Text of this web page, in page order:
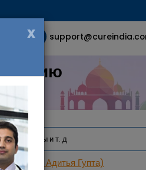
Индию
(Д-р Адитья Гупта)
x